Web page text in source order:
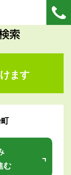
索
ます
む